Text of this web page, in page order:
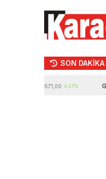
SON DAKİKA
4,27%